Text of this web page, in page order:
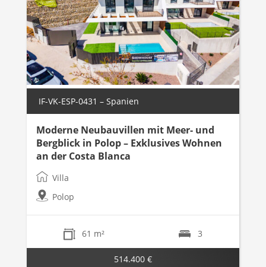
IF-VK-ESP-0431 – Spanien
Moderne Neubauvillen mit Meer- und
Bergblick in Polop – Exklusives Wohnen
an der Costa Blanca
Villa
Polop
61 m² 3
514.400 €